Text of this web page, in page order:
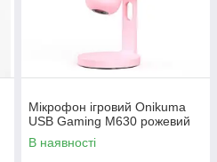
Мікрофон ігровий Onikuma
USB Gaming M630 рожевий
В наявності